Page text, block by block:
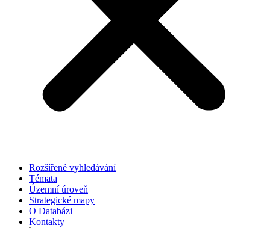
Rozšířené vyhledávání
Témata
Územní úroveň
Strategické mapy
O Databázi
Kontakty